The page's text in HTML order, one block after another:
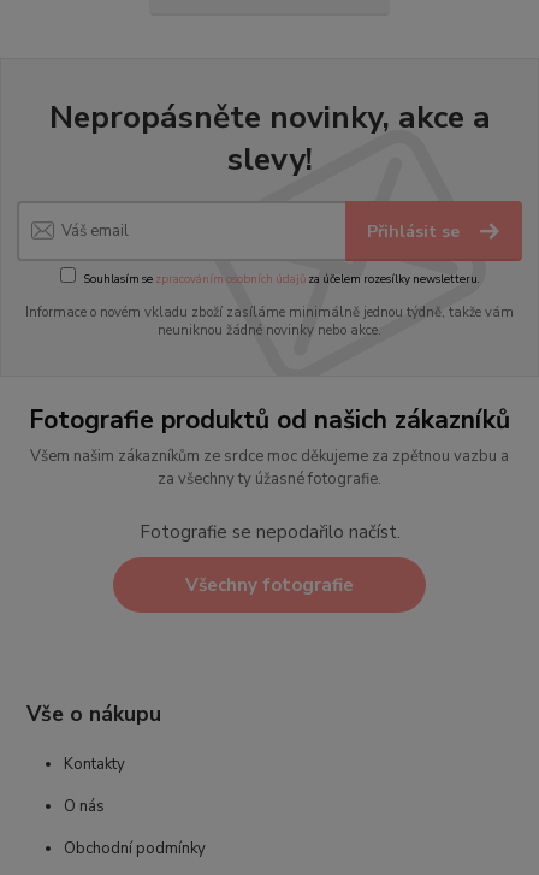
Nepropásněte novinky, akce a
slevy!
Přihlásit se
Souhlasím se zpracováním osobních údajůza účelem rozesílky newsletteru.
Informace o novém vkladu zboží zasíláme minimálně jednou týdně, takže vám
neuniknou žádné novinky nebo akce.
Fotografie produktů od našich zákazníků
Všem našim zákazníkům ze srdce moc děkujeme za zpětnou vazbu a
za všechny ty úžasné fotografie.
Fotografie se nepodařilo načíst.
Všechny fotografie
Vše o nákupu
Kontakty
O nás
Obchodní podmínky